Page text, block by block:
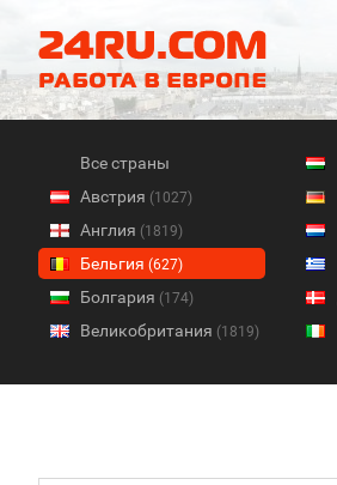
Все страны
Австрия (1027)
Англия (1819)
Бельгия (627)
Болгария (174)
Великобритания (1819)